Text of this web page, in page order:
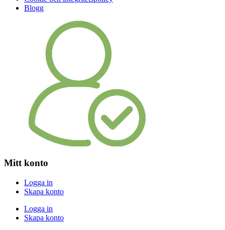
Blogg
Mitt konto
Logga in
Skapa konto
Logga in
Skapa konto